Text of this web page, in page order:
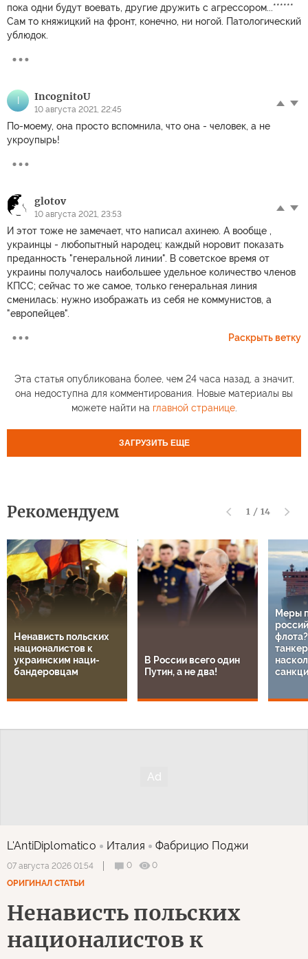
пока одни будут воевать, другие дружить с агрессором...******
Сам то княжицкий на фронт, конечно, ни ногой. Патологический
ублюдок.
I IncognitoU
10 августа 2021, 22:45
По-моему, она просто вспомнила, что она - человек, а не
укроупырь!
glotov
10 августа 2021, 23:53
И этот тоже не замечает, что написал ахинею. А вообще ,
украинцы - любопытный народец: каждый норовит показать
преданность "генеральной линии". В советское время от
украины получалось наибольшее удельное количество членов
КПСС; сейчас то же самое, только генеральная линия
сменилась: нужно изображать из себя не коммунистов, а
"европейцев".
Раскрыть ветку
Эта статья опубликована более, чем 24 часа назад, а значит,
она недоступна для комментирования. Новые материалы вы
можете найти на главной странице.
ЗАГРУЗИТЬ ЕЩЕ
Рекомендуем 1 / 14
Ненависть польских
националистов к
украинским наци-
бандеровцам
В России всего один
Путин, а не два!
Меры
L'AntiDiplomatico Италия Фабрицио Поджи
07 августа 2026 01:54 0
0
ОРИГИНАЛ СТАТЬИ
Ненависть польских
националистов к